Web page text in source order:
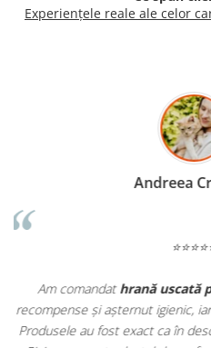
Experiențele reale ale celor
Madalina
Apreciez foarte mult faptul că
doar hrană, ci și produse
antiparazitare, suplimente și